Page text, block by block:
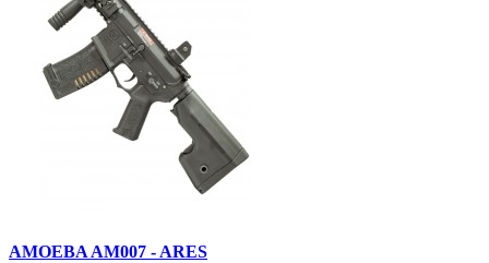
AMOEBA AM007 - ARES